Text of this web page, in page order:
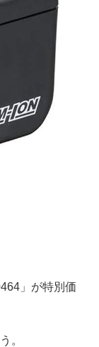
」が特別価
。